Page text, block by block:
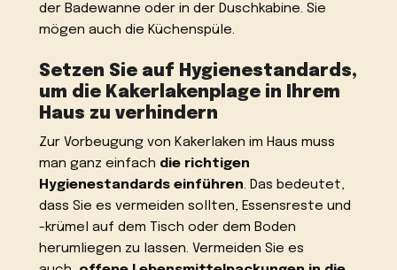
der Badewanne oder in der Duschkabine. Sie
mögen auch die Küchenspüle.
Setzen Sie auf Hygienestandards,
um die Kakerlakenplage in Ihrem
Haus zu verhindern
Zur Vorbeugung von Kakerlaken im Haus muss
man ganz einfach die richtigen
Hygienestandards einführen. Das bedeutet,
dass Sie es vermeiden sollten, Essensreste und
-krümel auf dem Tisch oder dem Boden
herumliegen zu lassen. Vermeiden Sie es